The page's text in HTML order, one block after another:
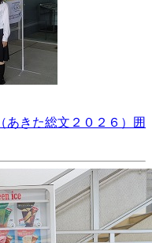
あきた総文２０２６）囲